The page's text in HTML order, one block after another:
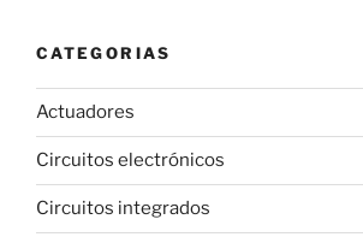
CATEGORIAS
Actuadores
Circuitos electrónicos
Circuitos integrados